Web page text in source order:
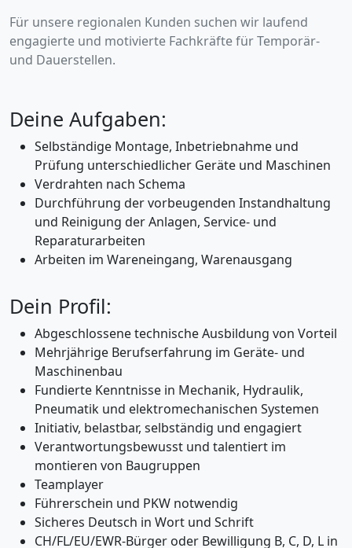
Für unsere regionalen Kunden suchen wir laufend
engagierte und motivierte Fachkräfte für Temporär-
und Dauerstellen.
Deine Aufgaben:
Selbständige Montage, Inbetriebnahme und
Prüfung unterschiedlicher Geräte und Maschinen
Verdrahten nach Schema
Durchführung der vorbeugenden Instandhaltung
und Reinigung der Anlagen, Service- und
Reparaturarbeiten
Arbeiten im Wareneingang, Warenausgang
Dein Profil:
Abgeschlossene technische Ausbildung von Vorteil
Mehrjährige Berufserfahrung im Geräte- und
Maschinenbau
Fundierte Kenntnisse in Mechanik, Hydraulik,
Pneumatik und elektromechanischen Systemen
Initiativ, belastbar, selbständig und engagiert
Verantwortungsbewusst und talentiert im
montieren von Baugruppen
Teamplayer
Führerschein und PKW notwendig
Sicheres Deutsch in Wort und Schrift
CH/FL/EU/EWR-Bürger oder Bewilligung B, C, D, L in